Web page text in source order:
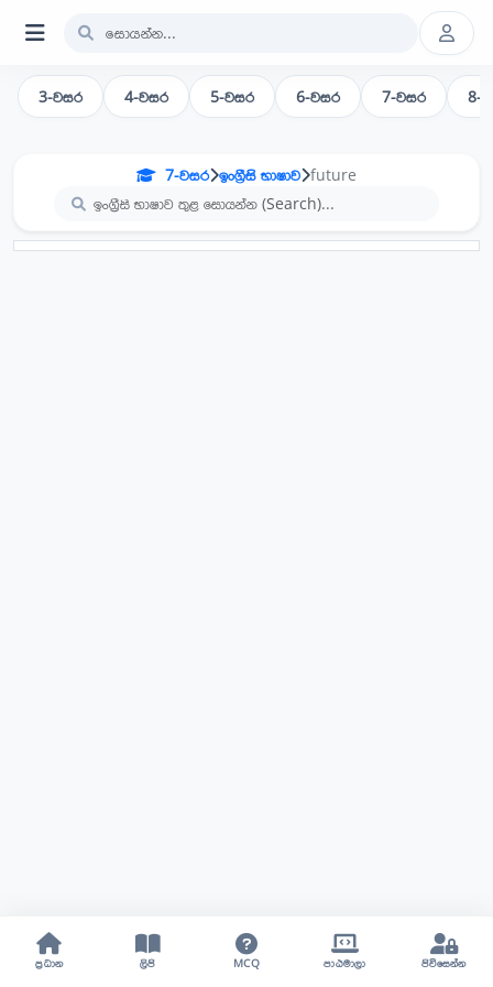
3-වසර 4-වසර 5-වසර 6-වසර 7-වසර 8-
7-වසර ඉංග්‍රීසි භාෂාව future
ප්‍රධාන ලිපි MCQ පාඨමාලා පිවිසෙන්න